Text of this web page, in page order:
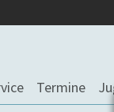
Termine